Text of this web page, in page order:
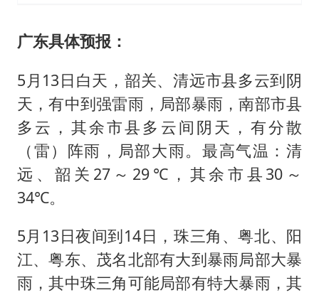
广东具体预报：
5月13日白天，韶关、清远市县多云到阴
天，有中到强雷雨，局部暴雨，南部市县
多云，其余市县多云间阴天，有分散
（雷）阵雨，局部大雨。最高气温：清
远、韶关27～29℃，其余市县30～
34℃。
5月13日夜间到14日，珠三角、粤北、阳
江、粤东、茂名北部有大到暴雨局部大暴
雨，其中珠三角可能局部有特大暴雨，其